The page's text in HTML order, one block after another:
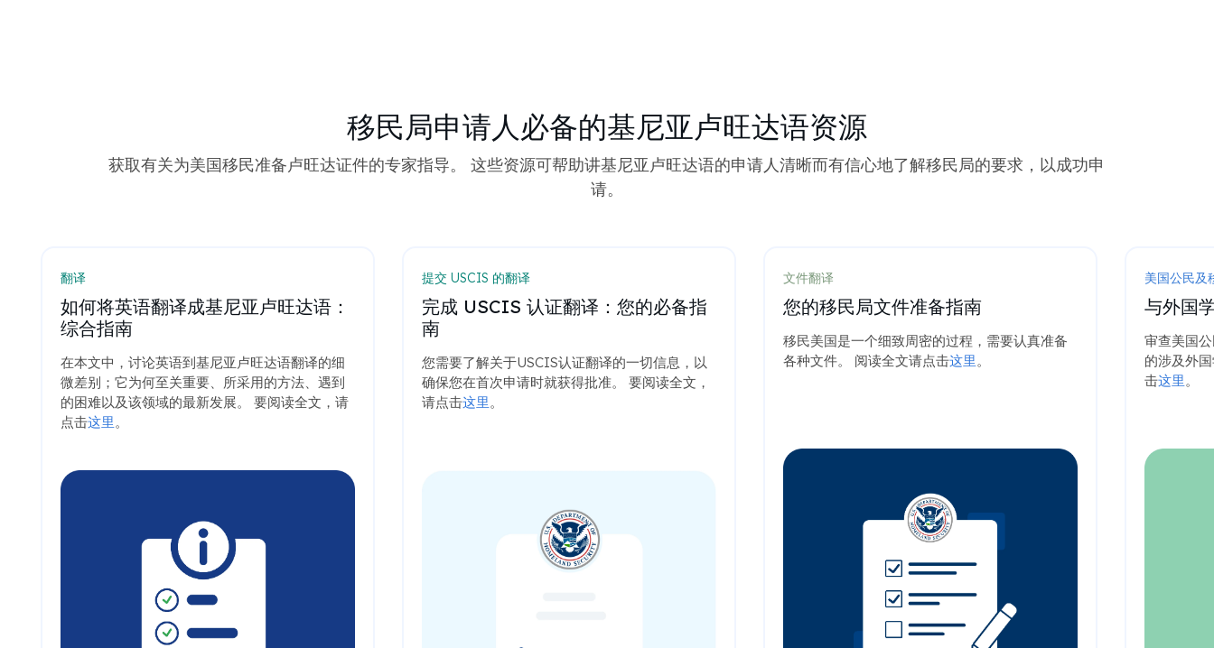
移民局申请人必备的基尼亚卢旺达语资源
获取有关为美国移民准备卢旺达证件的专家指导。 这些资源可帮助讲基尼亚卢旺达语的申请人清晰而有信心地了解移民局的要求，以成功申
请。
翻译
如何将英语翻译成基尼亚卢旺达语：
综合指南
在本文中，讨论英语到基尼亚卢旺达语翻译的细
微差别；它为何至关重要、所采用的方法、遇到
的困难以及该领域的最新发展。 要阅读全文，请
点击这里 。
提交 USCIS 的翻译
完成 USCIS 认证翻译：您的必备指
南
您需要了解关于USCIS认证翻译的一切信息，以
确保您在首次申请时就获得批准。 要阅读全文，
请点击这里 。
文件翻译
您的移民局文件准备指南
移民美国是一个细致周密的过程，需要认真准备
各种文件。 阅读全文请点击这里 。
美国公民及
与外国
审查美国
的涉及外
击这里 。